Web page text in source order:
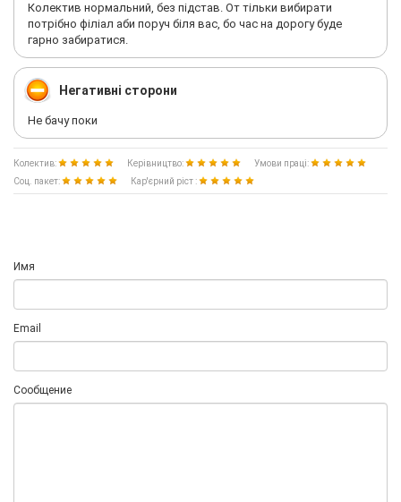
Колектив нормальний, без підстав. От тільки вибирати
потрібно філіал аби поруч біля вас, бо час на дорогу буде
гарно забиратися.
Негативні сторони
Не бачу поки
Колектив: Керівництво:
Умови праці:
Соц. пакет:
Кар'єрний ріст :
Имя
Email
Сообщение